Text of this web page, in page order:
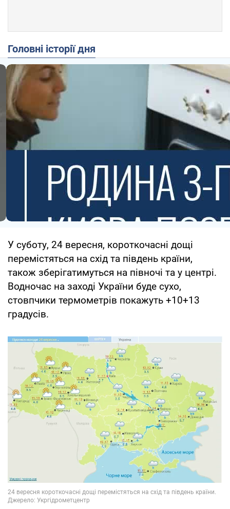
Головні історії дня
У суботу, 24 вересня, короткочасні дощі
перемістяться на схід та південь країни,
також зберігатимуться на півночі та у центрі.
Водночас на заході України буде сухо,
стовпчики термометрів покажуть +10+13
градусів.